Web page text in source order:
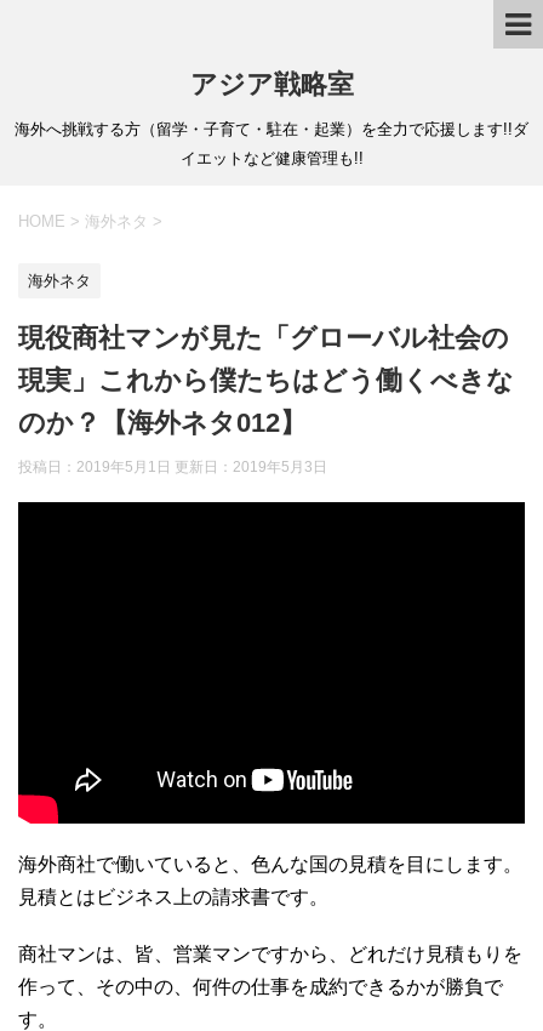
アジア戦略室
海外へ挑戦する方（留学・子育て・駐在・起業）を全力で応援します!!ダ
イエットなど健康管理も!!
HOME > 海外ネタ >
海外ネタ
現役商社マンが見た「グローバル社会の
現実」これから僕たちはどう働くべきな
のか？【海外ネタ012】
投稿日：2019年5月1日 更新日： 2019年5月3日
海外商社で働いていると、色んな国の見積を目にします。
見積とはビジネス上の請求書です。
商社マンは、皆、営業マンですから、どれだけ見積もりを
作って、その中の、何件の仕事を成約できるかが勝負で
す。